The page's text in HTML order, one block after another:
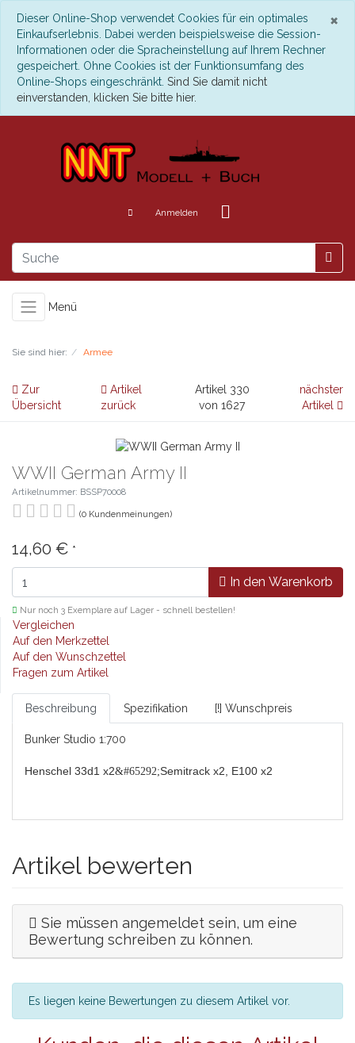
×
Dieser Online-Shop verwendet Cookies für ein optimales
Einkaufserlebnis. Dabei werden beispielsweise die Session-
Informationen oder die Spracheinstellung auf Ihrem Rechner
gespeichert. Ohne Cookies ist der Funktionsumfang des
Online-Shops eingeschränkt. Sind Sie damit nicht
einverstanden, klicken Sie bitte hier.
Anmelden
Menü
Sie sind hier: Armee
Zur
Übersicht
Artikel
zurück
Artikel 330
von 1627
nächster
Artikel
WWII German Army II
Artikelnummer: BSSP70008
(0 Kundenmeinungen)
14,60 € *
In den Warenkorb
Nur noch 3 Exemplare auf Lager - schnell bestellen!
Vergleichen
Auf den Merkzettel
Auf den Wunschzettel
Fragen zum Artikel
Beschreibung Spezifikation [!] Wunschpreis
Bunker Studio 1:700
Henschel 33d1 x2&#65292;Semitrack x2, E100 x2
Artikel bewerten
Sie müssen angemeldet sein, um eine
Bewertung schreiben zu können.
Es liegen keine Bewertungen zu diesem Artikel vor.